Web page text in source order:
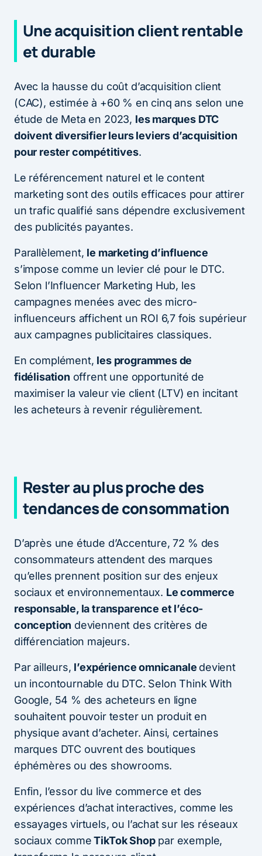
Une acquisition client rentable
et durable
Avec la hausse du coût d’acquisition client
(CAC), estimée à +60 % en cinq ans selon une
étude de Meta en 2023, les marques DTC
doivent diversifier leurs leviers d’acquisition
pour rester compétitives.
Le référencement naturel et le content
marketing sont des outils efficaces pour attirer
un trafic qualifié sans dépendre exclusivement
des publicités payantes.
Parallèlement, le marketing d’influence
s’impose comme un levier clé pour le DTC.
Selon l’Influencer Marketing Hub, les
campagnes menées avec des micro-
influenceurs affichent un ROI 6,7 fois supérieur
aux campagnes publicitaires classiques.
En complément, les programmes de
fidélisation offrent une opportunité de
maximiser la valeur vie client (LTV) en incitant
les acheteurs à revenir régulièrement.
Rester au plus proche des
tendances de consommation
D’après une étude d’Accenture, 72 % des
consommateurs attendent des marques
qu’elles prennent position sur des enjeux
sociaux et environnementaux. Le commerce
responsable, la transparence et l’éco-
conception deviennent des critères de
différenciation majeurs.
Par ailleurs, l’expérience omnicanale devient
un incontournable du DTC. Selon Think With
Google, 54 % des acheteurs en ligne
souhaitent pouvoir tester un produit en
physique avant d’acheter. Ainsi, certaines
marques DTC ouvrent des boutiques
éphémères ou des showrooms.
Enfin, l’essor du live commerce et des
expériences d’achat interactives, comme les
essayages virtuels, ou l’achat sur les réseaux
sociaux commeTikTok Shoppar exemple,